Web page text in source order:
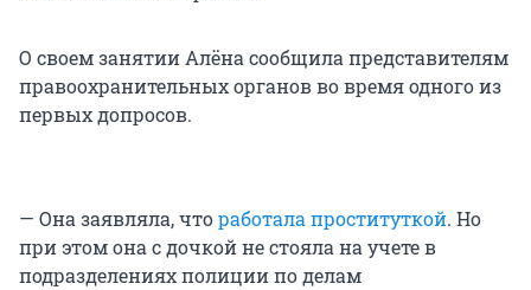
О своем занятии Алёна сообщила представителям
правоохранительных органов во время одного из
первых допросов.
— Она заявляла, чтоработала проституткой. Но
при этом она с дочкой не стояла на учете в
подразделениях полиции по делам